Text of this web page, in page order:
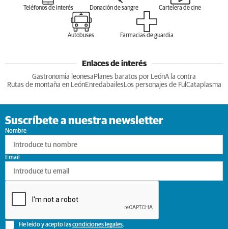
Teléfonos de interés Donación de sangre Cartelera de cine
Autobuses Farmacias de guardia
Enlaces de interés
Gastronomia leonesa Planes baratos por LeónA la contra
Rutas de montaña en LeónEnredabailesLos personajes de Ful Cataplasma
Suscríbete a nuestra newsletter
Nombre
He leído y acepto lascondiciones legales.
Email